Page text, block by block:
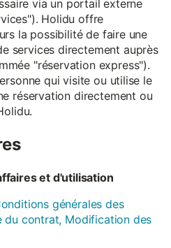
via un portail externe
Holidu offre
la possibilité de faire une
services directement auprès
"réservation express").
qui visite ou utilise le
réservation directement ou
et d'utilisation
générales des
du contrat, Modification des